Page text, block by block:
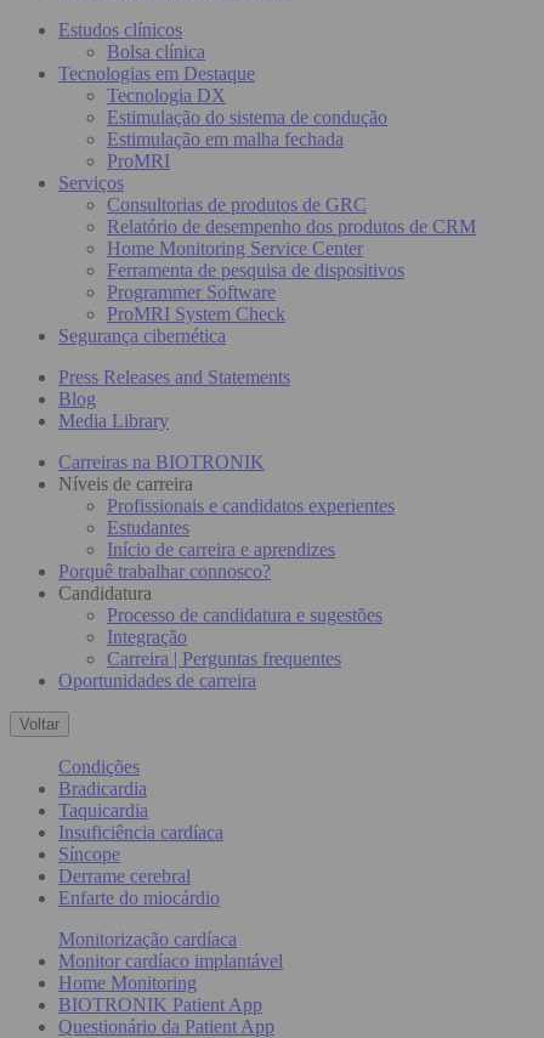
Estudos clínicos
Bolsa clínica
Tecnologias em Destaque
Tecnologia DX
Estimulação do sistema de condução
Estimulação em malha fechada
ProMRI
Serviços
Consultorias de produtos de GRC
Relatório de desempenho dos produtos de CRM
Home Monitoring Service Center
Ferramenta de pesquisa de dispositivos
Programmer Software
ProMRI System Check
Segurança cibernética
Press Releases and Statements
Blog
Media Library
Carreiras na BIOTRONIK
Níveis de carreira
Profissionais e candidatos experientes
Estudantes
Início de carreira e aprendizes
Porquê trabalhar connosco?
Candidatura
Processo de candidatura e sugestões
Integração
Carreira | Perguntas frequentes
Oportunidades de carreira
Voltar
Condições
Bradicardia
Taquicardia
Insuficiência cardíaca
Síncope
Derrame cerebral
Enfarte do miocárdio
Monitorização cardíaca
Monitor cardíaco implantável
Home Monitoring
BIOTRONIK Patient App
Questionário da Patient App